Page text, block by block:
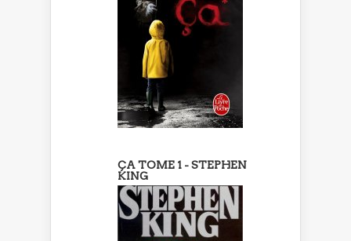
ÇA TOME 1 - STEPHEN
KING